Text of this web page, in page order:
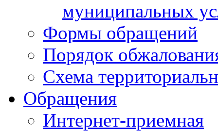
муниципальных
Формы обращений
Порядок
Схема
Обращения
Интернет-приемная